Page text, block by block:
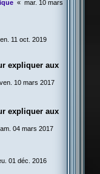
« mar. 10 mars
11 oct. 2019
expliquer aux
ven. 10 mars 2017
expliquer aux
04 mars 2017
01 déc. 2016